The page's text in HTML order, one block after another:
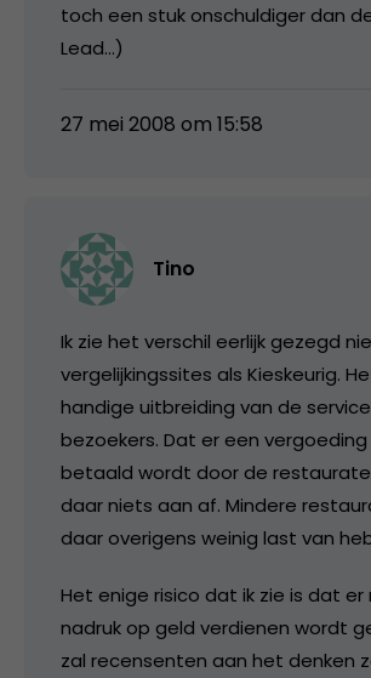
toch een stuk onschuldiger dan
Lead…)
27 mei 2008 om 15:58
Tino
Ik zie het verschil eerlijk gezegd
vergelijkingssites als Kieskeurig.
handige uitbreiding van de
bezoekers. Dat er een vergoeding
betaald wordt door de
daar niets aan af. Mindere
daar overigens weinig last van
Het enige risico dat ik zie is dat er
nadruk op geld verdienen wordt
zal recensenten aan het denken